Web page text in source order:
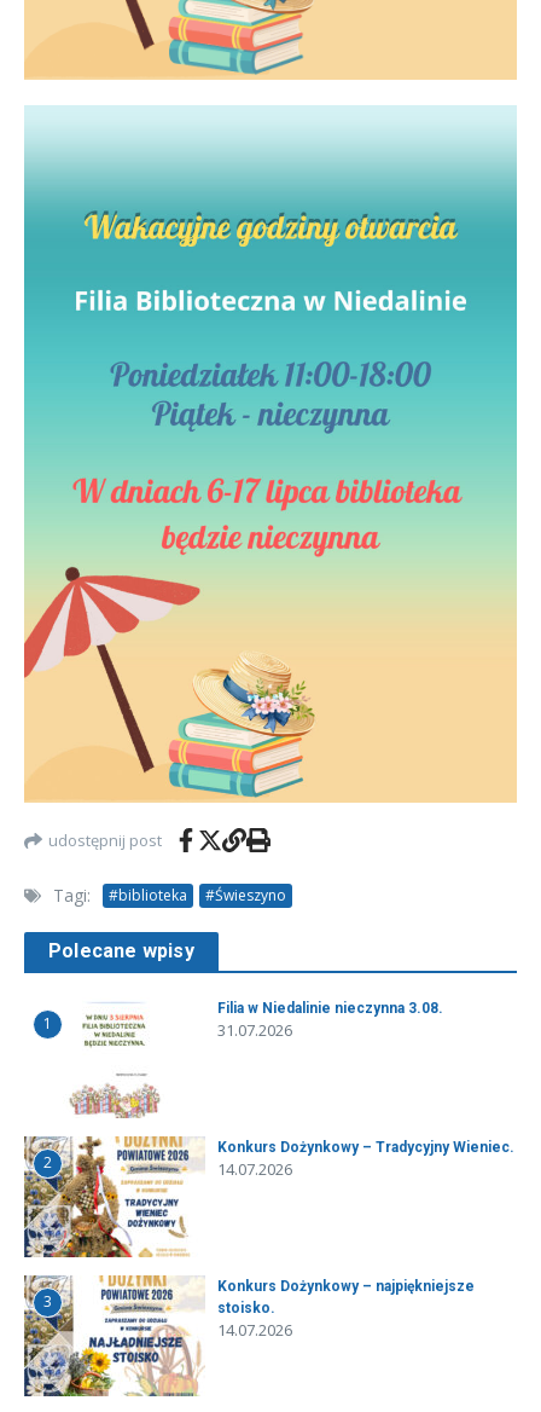
udostępnij post
Tagi: #biblioteka #Świeszyno
Polecane wpisy
1
Filia w Niedalinie nieczynna 3.08.
31.07.2026
2
Konkurs Dożynkowy – Tradycyjny Wieniec.
14.07.2026
3
Konkurs Dożynkowy – najpiękniejsze
stoisko.
14.07.2026